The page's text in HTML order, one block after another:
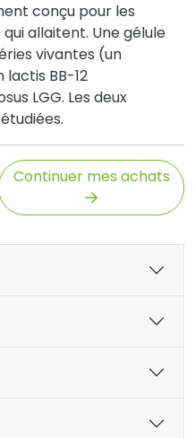
conçu pour les
allaitent. Une gélule
vivantes (un
BB-12
LGG. Les deux
Continuer mes achats